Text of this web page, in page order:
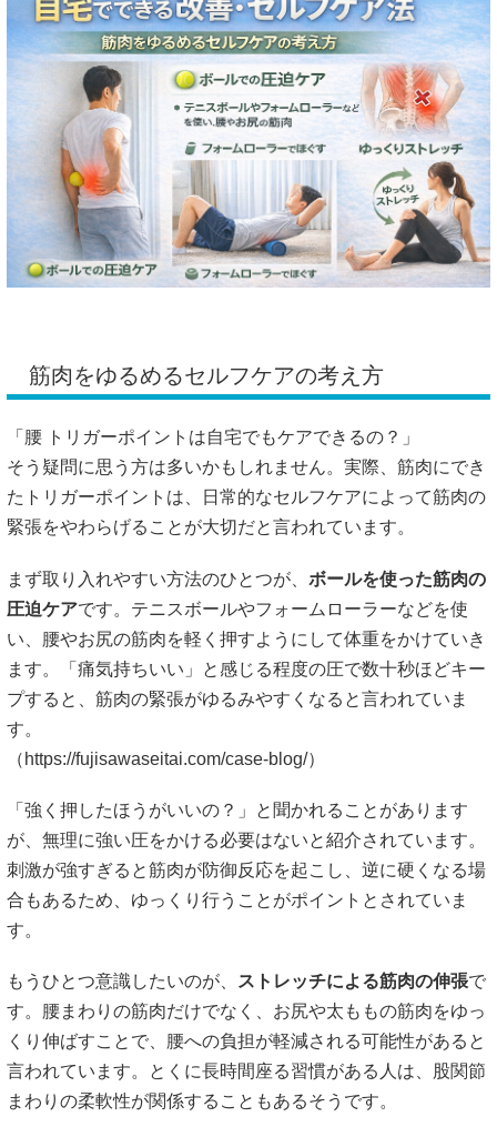
筋肉をゆるめるセルフケアの考え方
「腰 トリガーポイントは自宅でもケアできるの？」
そう疑問に思う方は多いかもしれません。実際、筋肉にでき
たトリガーポイントは、日常的なセルフケアによって筋肉の
緊張をやわらげることが大切だと言われています。
まず取り入れやすい方法のひとつが、 ボールを使った筋肉の
圧迫ケアです。テニスボールやフォームローラーなどを使
い、腰やお尻の筋肉を軽く押すようにして体重をかけていき
ます。「痛気持ちいい」と感じる程度の圧で数十秒ほどキー
プすると、筋肉の緊張がゆるみやすくなると言われていま
す。
（ https://fujisawaseitai.com/case-blog/）
「強く押したほうがいいの？」と聞かれることがあります
が、無理に強い圧をかける必要はないと紹介されています。
刺激が強すぎると筋肉が防御反応を起こし、逆に硬くなる場
合もあるため、ゆっくり行うことがポイントとされていま
す。
もうひとつ意識したいのが、 ストレッチによる筋肉の伸張で
す。腰まわりの筋肉だけでなく、お尻や太ももの筋肉をゆっ
くり伸ばすことで、腰への負担が軽減される可能性があると
言われています。とくに長時間座る習慣がある人は、股関節
まわりの柔軟性が関係することもあるそうです。